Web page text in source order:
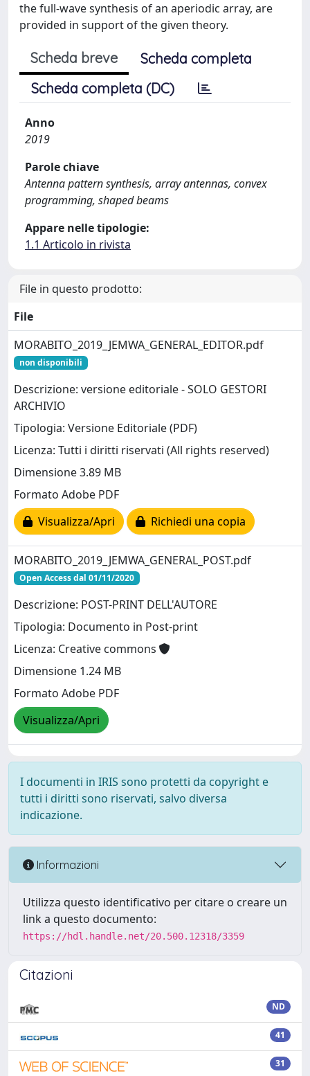
the full-wave synthesis of an aperiodic array, are
provided in support of the given theory.
Scheda breve
Scheda completa
Scheda completa (DC)
Anno
2019
Parole chiave
Antenna pattern synthesis, array antennas, convex
programming, shaped beams
Appare nelle tipologie:
1.1 Articolo in rivista
File in questo prodotto:
File
MORABITO_2019_JEMWA_GENERAL_EDITOR.pdf
non disponibili
Descrizione: versione editoriale - SOLO GESTORI
ARCHIVIO
Tipologia: Versione Editoriale (PDF)
Licenza: Tutti i diritti riservati (All rights reserved)
Dimensione 3.89 MB
Formato Adobe PDF
Visualizza/Apri
Richiedi una copia
MORABITO_2019_JEMWA_GENERAL_POST.pdf
Open Access dal 01/11/2020
Descrizione: POST-PRINT DELL'AUTORE
Tipologia: Documento in Post-print
Licenza: Creative commons
Dimensione 1.24 MB
Formato Adobe PDF
Visualizza/Apri
I documenti in IRIS sono protetti da copyright e
tutti i diritti sono riservati, salvo diversa
indicazione.
Informazioni
Utilizza questo identificativo per citare o creare un
link a questo documento:
https://hdl.handle.net/20.500.12318/3359
Citazioni
ND
41
31